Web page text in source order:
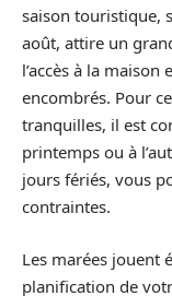
saison touristique,
août, attire un
l’accès à la
encombrés. Pour
tranquilles, il est
printemps ou à
jours fériés, vous
contraintes.
Les marées jouent
planification de